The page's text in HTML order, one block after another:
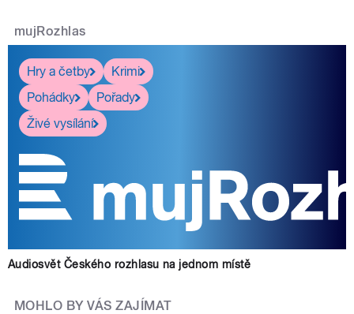
mujRozhlas
Hry a četby
Krimi
Pohádky
Pořady
Živé vysílání
Audiosvět Českého rozhlasu na jednom místě
MOHLO BY VÁS ZAJÍMAT